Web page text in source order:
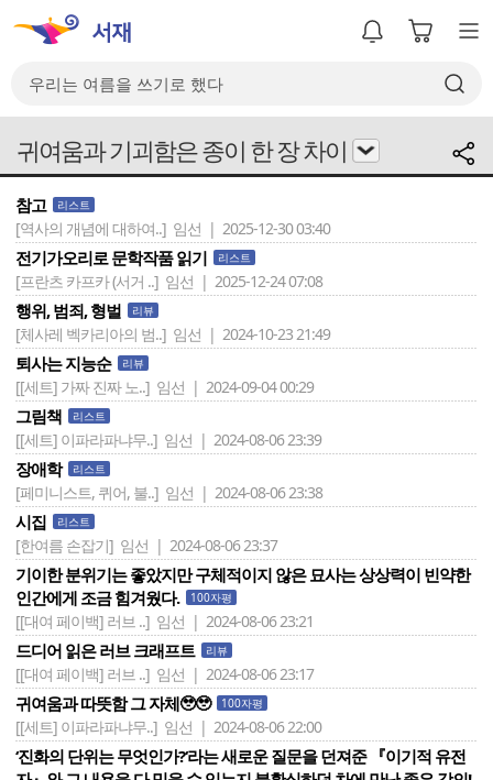
귀여움과 기괴함은 종이 한 장 차이
참고 리스트
[역사의 개념에 대하여..] 임선 | 2025-12-30 03:40
전기가오리로 문학작품 읽기 리스트
[프란츠 카프카 (서거 ..] 임선 | 2025-12-24 07:08
행위, 범죄, 형벌 리뷰
[체사레 벡카리아의 범..] 임선 | 2024-10-23 21:49
퇴사는 지능순 리뷰
[[세트] 가짜 진짜 노..] 임선 | 2024-09-04 00:29
그림책 리스트
[[세트] 이파라파냐무..] 임선 | 2024-08-06 23:39
장애학 리스트
[페미니스트, 퀴어, 불..] 임선 | 2024-08-06 23:38
시집 리스트
[한여름 손잡기] 임선 | 2024-08-06 23:37
기이한 분위기는 좋았지만 구체적이지 않은 묘사는 상상력이 빈약한
인간에게 조금 힘겨웠다.
100자평
[[대여 페이백] 러브 ..] 임선 | 2024-08-06 23:21
드디어 읽은 러브 크래프트 리뷰
[[대여 페이백] 러브 ..] 임선 | 2024-08-06 23:17
귀여움과 따뜻함 그 자체🥹🥹 100자평
[[세트] 이파라파냐무..] 임선 | 2024-08-06 22:00
‘진화의 단위는 무엇인가?‘라는 새로운 질문을 던져준 『이기적 유전